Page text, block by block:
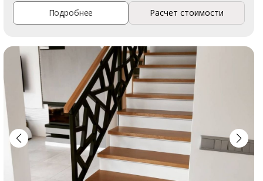
Подробнее Расчет стоимости